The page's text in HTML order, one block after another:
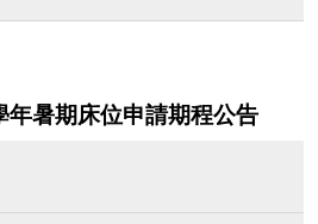
年暑期床位申請期程公告